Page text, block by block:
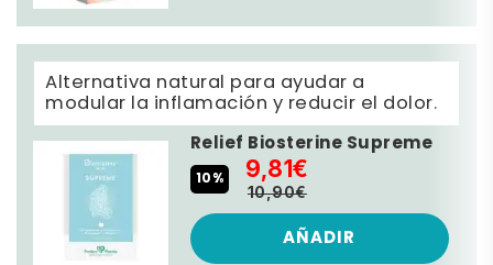
Alternativa natural para ayudar a
modular la inflamación y reducir el dolor.
Relief Biosterine Supreme
10% 9,81€
10,90€
AÑADIR